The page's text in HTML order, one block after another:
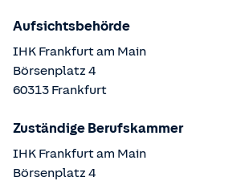
Aufsichtsbehörde
IHK Frankfurt am Main
Börsenplatz 4
60313 Frankfurt
Zuständige Berufskammer
IHK Frankfurt am Main
Börsenplatz 4